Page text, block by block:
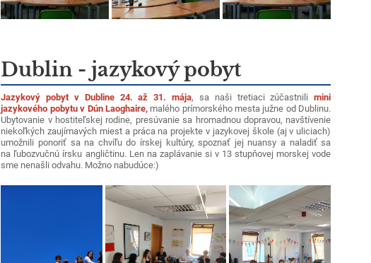
Dublin - jazykový pobyt
Jazykový pobyt v Dubline 24. až 31. mája, sa naši tretiaci zúčastnilimini
jazykového pobytu v Dún Laoghaire,malého prímorského mesta južne od Dublinu.
Ubytovanie v hostiteľskej rodine, presúvanie sa hromadnou dopravou, navštívenie
niekoľkých zaujímavých miest a práca na projekte v jazykovej škole (aj v uliciach)
umožnili ponoriť sa na chvíľu do írskej kultúry, spoznať jej nuansy a naladiť sa
na ľubozvučnú írsku angličtinu. Len na zaplávanie si v 13 stupňovej morskej vode
sme nenašli odvahu. Možno nabudúce:)